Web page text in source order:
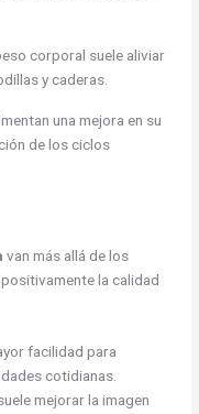
corporal suele aliviar
y caderas.
una mejora en su
de los ciclos
van más allá de los
la calidad
facilidad para
cotidianas.
mejorar la imagen